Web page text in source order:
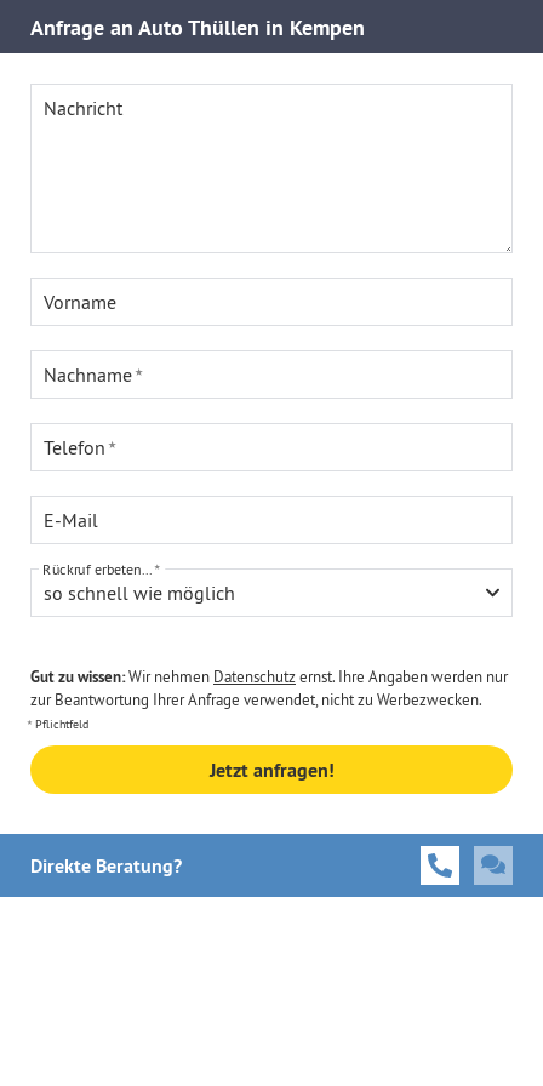
Anfrage an Auto Thüllen in Kempen
Nachricht
Vorname
Nachname
Telefon
E-Mail
so schnell wie möglich
Rückruf erbeten...
Gut zu wissen:Wir nehmen Datenschutzernst. Ihre Angaben werden nur
zur Beantwortung Ihrer Anfrage verwendet, nicht zu Werbezwecken.
Pflichtfeld
Jetzt anfragen!
Direkte Beratung?